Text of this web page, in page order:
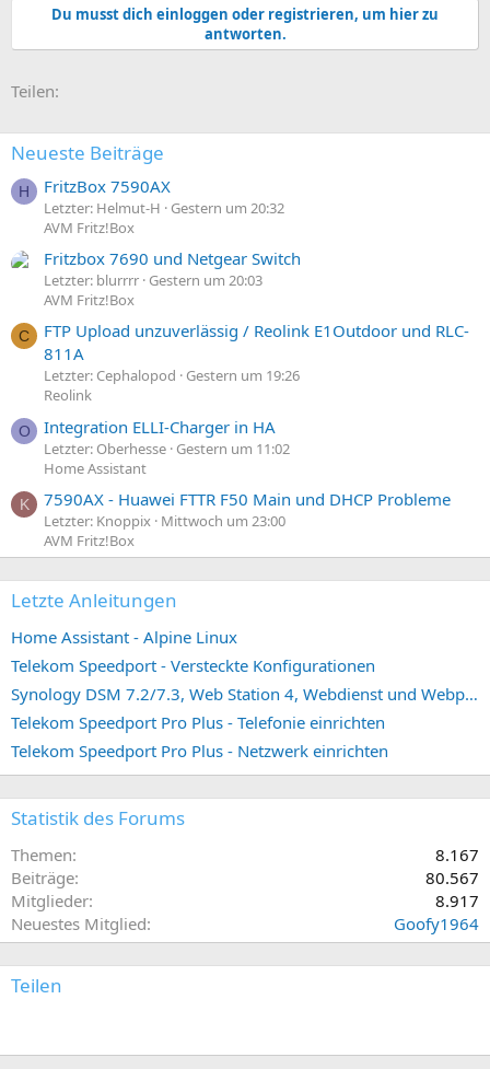
Du musst dich einloggen oder registrieren, um hier zu
antworten.
Teilen:
Neueste Beiträge
H FritzBox 7590AX
Letzter: Helmut-H
Gestern um 20:32
AVM Fritz!Box
Fritzbox 7690 und Netgear Switch
Letzter: blurrrr Gestern um 20:03
AVM Fritz!Box
C
FTP Upload unzuverlässig / Reolink E1Outdoor und RLC-
811A
Letzter: Cephalopod
Gestern um 19:26
Reolink
O Integration ELLI-Charger in HA
Letzter: Oberhesse Gestern um 11:02
Home Assistant
K 7590AX - Huawei FTTR F50 Main und DHCP Probleme
Letzter: Knoppix Mittwoch um 23:00
AVM Fritz!Box
Letzte Anleitungen
Home Assistant - Alpine Linux
Telekom Speedport - Versteckte Konfigurationen
Synology DSM 7.2/7.3, Web Station 4, Webdienst und Webportal erstellen (ehemals vHost)
Telekom Speedport Pro Plus - Telefonie einrichten
Telekom Speedport Pro Plus - Netzwerk einrichten
Statistik des Forums
Themen
8.167
Beiträge
80.567
Mitglieder
8.917
Neuestes Mitglied
Goofy1964
Teilen